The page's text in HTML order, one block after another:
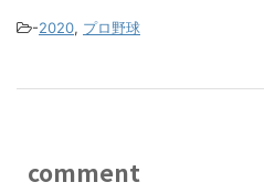
-2020, プロ野球
comment